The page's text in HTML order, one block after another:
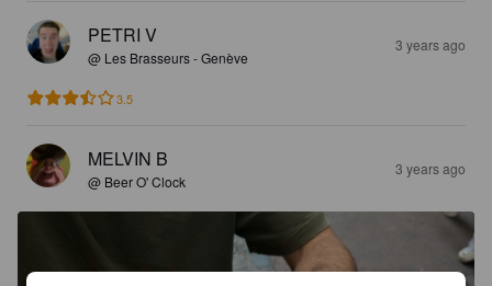
PETRI V
@ Les Brasseurs - Genève
3 years ago
3.5
MELVIN B
@ Beer O' Clock
3 years ago